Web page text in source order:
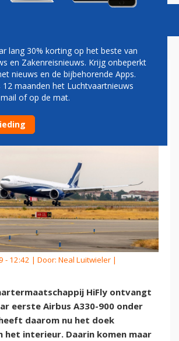
STOELEN IN
A330-900
- 12:42 | Door: Neal Luitwieler |
HiFly ontvangt
eerste Airbus A330-900 onder
daarom nu het doek
het interieur. Daarin komen maar
lang 30% korting op het beste van
en Zakenreisnieuws. Krijg onbeperkt
nieuws en de bijbehorende Apps.
maanden het Luchtvaartnieuws
of op de mat.